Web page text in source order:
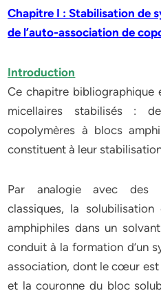
Chapitre I : Stabilisation de
de l’auto-association de
Introduction
Ce chapitre bibliographique
micellaires stabilisés :
copolymères à blocs
constituent à leur
Par analogie avec des
classiques, la
amphiphiles dans un
conduit à la formation d’un
association, dont le cœur
et la couronne du bloc